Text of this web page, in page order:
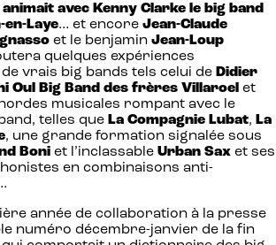
avec Kenny Clarke le big band
en-Laye… et encore Jean-Claude
et le benjamin Jean-Loup
quelques expériences
vrais big bands tels celui de Didier
Oul Big Band des frères Villaroel et
musicales rompant avec le
telles que La Compagnie Lubat, La
, une grande formation signalée sous
Boni et l’inclassable Urban Sax et ses
en combinaisons anti-
année de collaboration à la presse
numéro décembre-janvier de la fin